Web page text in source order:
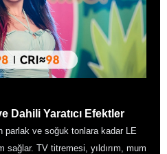
Dahili Yaratıcı Efektler
parlak ve soğuk tonlara kadar LE
TV titremesi, yıldırım, mum